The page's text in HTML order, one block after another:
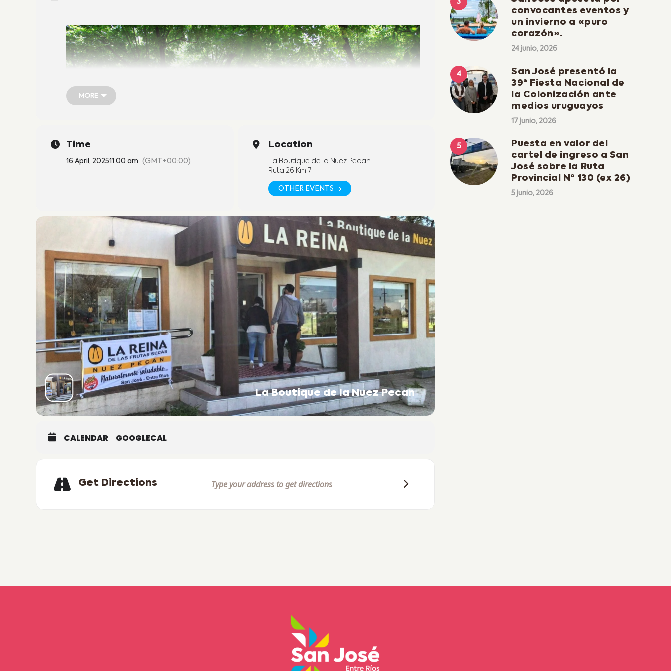
MORE
Time
16 April, 202511:00 am (GMT+00:00)
Location
La Boutique de la Nuez Pecan
Ruta 26 Km 7
OTHER EVENTS
La Boutique de la Nuez Pecan
CALENDAR GOOGLECAL
Get Directions
convocantes eventos y
un invierno a «puro
corazón».
24 junio, 2026
San José presentó la
39ª Fiesta Nacional de
la Colonización ante
medios uruguayos
17 junio, 2026
Puesta en valor del
cartel de ingreso a San
José sobre la Ruta
Provincial Nº 130 (ex 26)
5 junio, 2026